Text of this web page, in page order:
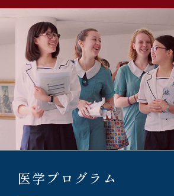
医学プログラム